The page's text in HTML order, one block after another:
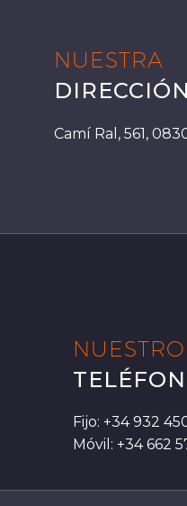
NUESTRA
DIRECCIÓN
Camí Ral, 561,
NUESTRO
Fijo: +34 932
Móvil: +34 662